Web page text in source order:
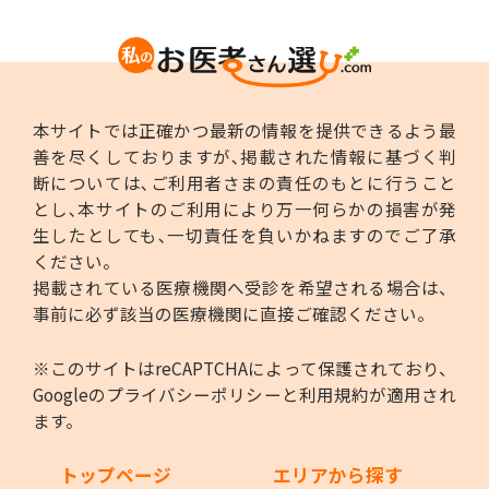
本サイトでは正確かつ最新の情報を提供できるよう最
善を尽くしておりますが､掲載された情報に基づく判
断については､ご利用者さまの責任のもとに行うこと
とし､本サイトのご利用により万一何らかの損害が発
生したとしても､一切責任を負いかねますのでご了承
ください。
掲載されている医療機関へ受診を希望される場合は、
事前に必ず該当の医療機関に直接ご確認ください。
※このサイトはreCAPTCHAによって保護されており、
Googleのプライバシーポリシー と利用規約が適用され
ます。
トップページ エリアから探す